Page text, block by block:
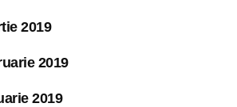
2019
2019
2019